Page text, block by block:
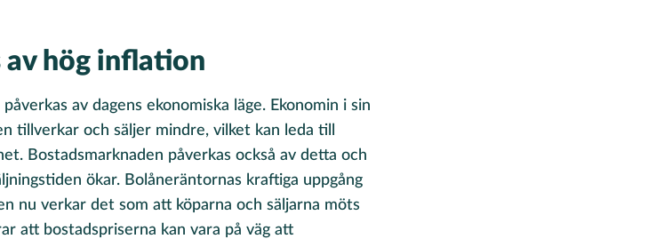
av hög inflation
av dagens ekonomiska läge. Ekonomin i sin
tillverkar och säljer mindre, vilket kan leda till
Bostadsmarknaden påverkas också av detta och
ökar. Bolåneräntornas kraftiga uppgång
nu verkar det som att köparna och säljarna möts
att bostadspriserna kan vara på väg att